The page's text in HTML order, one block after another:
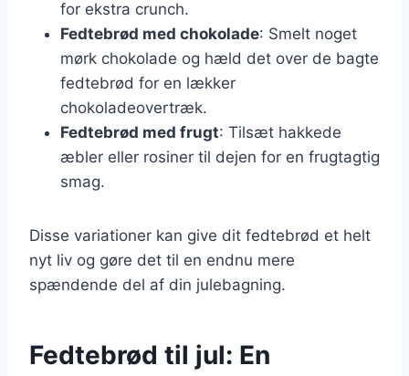
for ekstra crunch.
Fedtebrød med chokolade: Smelt noget
mørk chokolade og hæld det over de bagte
fedtebrød for en lækker
chokoladeovertræk.
Fedtebrød med frugt: Tilsæt hakkede
æbler eller rosiner til dejen for en frugtagtig
smag.
Disse variationer kan give dit fedtebrød et helt
nyt liv og gøre det til en endnu mere
spændende del af din julebagning.
Fedtebrød til jul: En